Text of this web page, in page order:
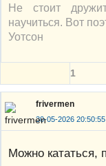
Не стоит
научиться. Вот
Уотсон
1
frivermen
30-05-2026 20:50:55
Можно кататься,